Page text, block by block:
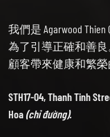
我們是 Agarwood
為了引導正確和善良
顧客帶來健康和繁榮
STH17-04, Thanh Tinh
Hoa(chỉ đường).